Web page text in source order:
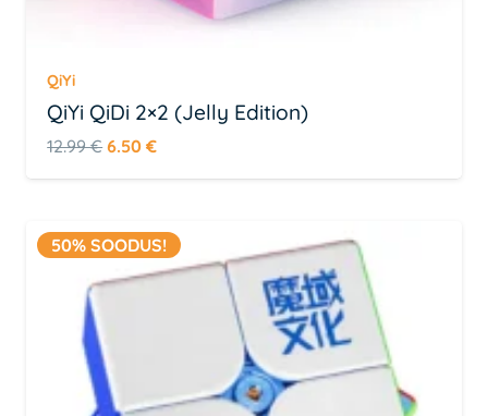
QiYi
QiYi QiDi 2×2 (Jelly Edition)
12.99€ Algne
hind
12.99 €.
6.50€Praegune
hind
6.50 €.
50% SOODUS!